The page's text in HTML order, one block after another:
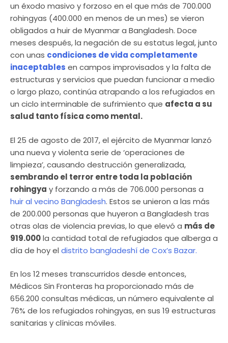
un éxodo masivo y forzoso en el que más de 700.000
rohingyas (400.000 en menos de un mes) se vieron
obligados a huir de Myanmar a Bangladesh. Doce
meses después, la negación de su estatus legal, junto
con unas condiciones de vida completamente
inaceptables en campos improvisados y la falta de
estructuras y servicios que puedan funcionar a medio
o largo plazo, continúa atrapando a los refugiados en
un ciclo interminable de sufrimiento que afecta a su
salud tanto física como mental.
El 25 de agosto de 2017, el ejército de Myanmar lanzó
una nueva y violenta serie de ‘operaciones de
limpieza’, causando destrucción generalizada,
sembrando el terror entre toda la población
rohingya y forzando a más de 706.000 personas a
huir al vecino Bangladesh. Estos se unieron a las más
de 200.000 personas que huyeron a Bangladesh tras
otras olas de violencia previas, lo que elevó a más de
919.000la cantidad total de refugiados que alberga a
día de hoy el distrito bangladeshí de Cox’s Bazar.
En los 12 meses transcurridos desde entonces,
Médicos Sin Fronteras ha proporcionado más de
656.200 consultas médicas, un número equivalente al
76% de los refugiados rohingyas, en sus 19 estructuras
sanitarias y clínicas móviles.